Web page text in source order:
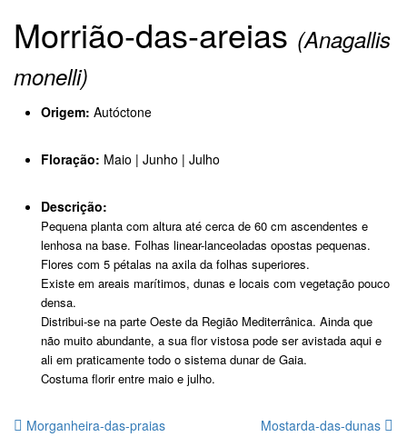
Morrião-das-areias (Anagallis
monelli)
Origem: Autóctone
Floração: Maio | Junho | Julho
Descrição:
Pequena planta com altura até cerca de 60 cm ascendentes e
lenhosa na base. Folhas linear-lanceoladas opostas pequenas.
Flores com 5 pétalas na axila da folhas superiores.
Existe em areais marítimos, dunas e locais com vegetação pouco
densa.
Distribui-se na parte Oeste da Região Mediterrânica. Ainda que
não muito abundante, a sua flor vistosa pode ser avistada aqui e
ali em praticamente todo o sistema dunar de Gaia.
Costuma florir entre maio e julho.
Morganheira-das-praias Mostarda-das-dunas